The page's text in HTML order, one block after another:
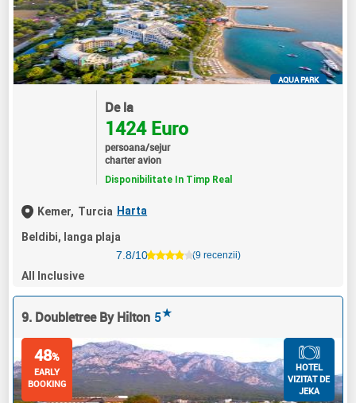
AQUA PARK
De la
1424 Euro
persoana/sejur
charter avion
Disponibilitate In Timp Real
Kemer, Turcia Harta
Beldibi, langa plaja
7.8/10
(9 recenzii)
All Inclusive
9. Doubletree By Hilton 5★
48%
EARLY
BOOKING
HOTEL
VIZITAT DE
JEKA